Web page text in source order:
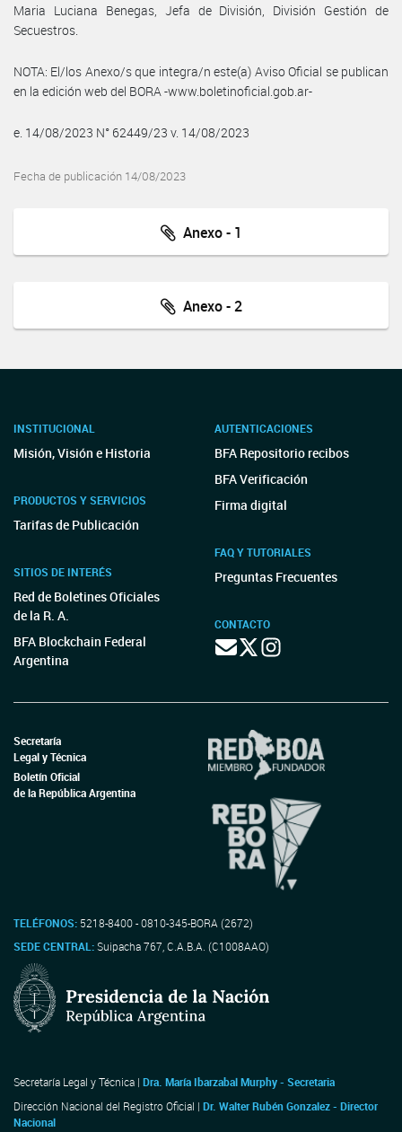
Maria Luciana Benegas, Jefa de División, División Gestión de
Secuestros.
NOTA: El/los Anexo/s que integra/n este(a) Aviso Oficial se publican
en la edición web del BORA -www.boletinoficial.gob.ar-
e. 14/08/2023 N° 62449/23 v. 14/08/2023
Fecha de publicación 14/08/2023
Anexo - 1
Anexo - 2
INSTITUCIONAL
Misión, Visión e Historia
PRODUCTOS Y SERVICIOS
Tarifas de Publicación
SITIOS DE INTERÉS
Red de Boletines Oficiales
de la R. A.
BFA Blockchain Federal
Argentina
AUTENTICACIONES
BFA Repositorio recibos
BFA Verificación
Firma digital
FAQ Y TUTORIALES
Preguntas Frecuentes
CONTACTO
Secretaría
Legal y Técnica
Boletín Oficial
de la República Argentina
TELÉFONOS: 5218-8400 - 0810-345-BORA (2672)
SEDE CENTRAL:Suipacha 767, C.A.B.A. (C1008AAO)
Secretaría Legal y Técnica | Dra. María Ibarzabal Murphy - Secretaria
Dirección Nacional del Registro Oficial | Dr. Walter Rubén Gonzalez - Director
Nacional